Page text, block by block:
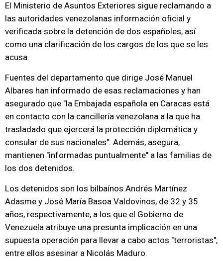
El Ministerio de Asuntos Exteriores sigue reclamando a
las autoridades venezolanas información oficial y
verificada sobre la detención de dos españoles, así
como una clarificación de los cargos de los que se les
acusa.
Fuentes del departamento que dirige José Manuel
Albares han informado de esas reclamaciones y han
asegurado que "la Embajada española en Caracas está
en contacto con la cancillería venezolana a la que ha
trasladado que ejercerá la protección diplomática y
consular de sus nacionales". Además, asegura,
mantienen "informadas puntualmente" a las familias de
los dos detenidos.
Los detenidos son los bilbaínos Andrés Martínez
Adasme y José María Basoa Valdovinos, de 32 y 35
años, respectivamente, a los que el Gobierno de
Venezuela atribuye una presunta implicación en una
supuesta operación para llevar a cabo actos "terroristas",
entre ellos asesinar a Nicolás Maduro.